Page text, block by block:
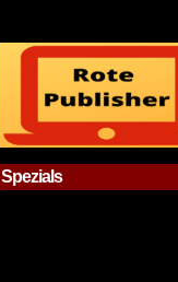
Spezials